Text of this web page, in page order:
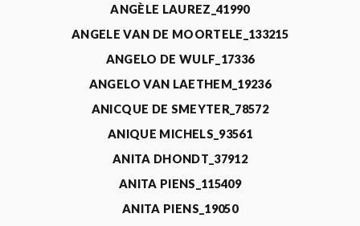
ANGÈLE LAUREZ_41990
ANGELE VAN DE MOORTELE_133215
ANGELO DE WULF_17336
ANGELO VAN LAETHEM_19236
ANICQUE DE SMEYTER_78572
ANIQUE MICHELS_93561
ANITA DHONDT_37912
ANITA PIENS_115409
ANITA PIENS_19050